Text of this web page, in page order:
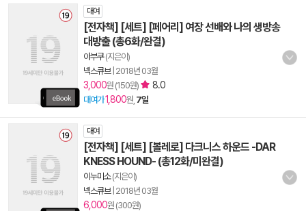
대여
[전자책] [세트] [페어리] 여장 선배와 나의 생방송
대방출 (총6화/완결)
아부쿠(지은이)
넥스큐브| 2018년 03월
3,000원 (150원) 8.0
대여가1,800원, 7일
대여
[전자책] [세트] [볼레로] 다크니스 하운드 -DAR
KNESS HOUND- (총12화/미완결)
이누미소(지은이)
넥스큐브| 2018년 03월
6,000원 (300원)